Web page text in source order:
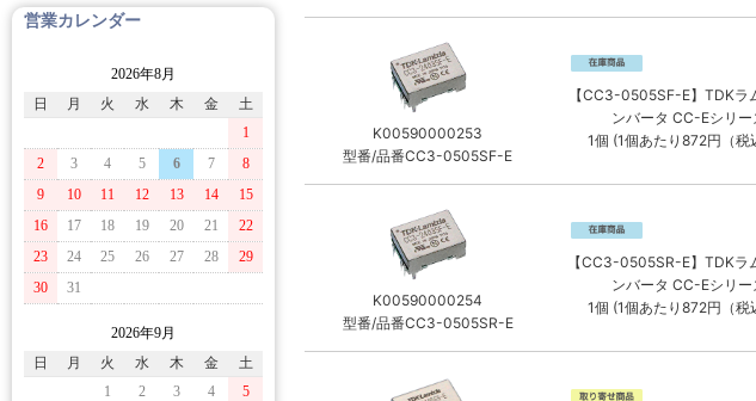
営業カレンダー
2026年8月
日
月 火 水 木 金
土
1
2
3 4 5 6 7
8
9
10 11 12 13 14
15
16
17 18 19 20 21
22
23
24 25 26 27 28
29
30
31
2026年9月
日
月 火 水 木 金
土
1
2 3 4
5
K00590000253
型番/品番CC3-0505SF-E
【CC3-0505SF-E】TDKラ
ンバータ CC-Eシリ
1個 (1個あたり872円（税
K00590000254
型番/品番CC3-0505SR-E
【CC3-0505SR-E】TDKラ
ンバータ CC-Eシリ
1個 (1個あたり872円（税